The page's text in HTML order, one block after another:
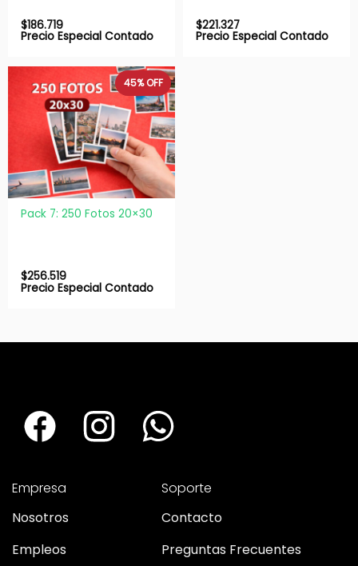
$186.719
Precio Especial Contado
$221.327
Precio Especial Contado
45%OFF
Pack 7: 250 Fotos 20×30
$256.519
Precio Especial Contado
Empresa
Nosotros
Empleos
Soporte
Contacto
Preguntas Frecuentes